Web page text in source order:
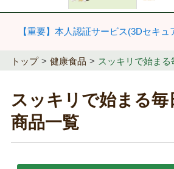
【重要】本人認証サービス(3Dセキ
トップ 健康食品 スッキリで始ま
スッキリで始まる毎
商品一覧